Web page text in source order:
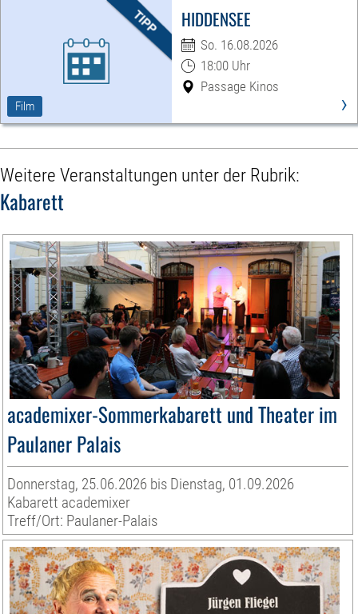
Film
HIDDENSEE
So. 16.08.2026
18:00 Uhr
Passage Kinos
›
Weitere Veranstaltungen unter der Rubrik:
Kabarett
academixer-Sommerkabarett und Theater im
Paulaner Palais
Donnerstag, 25.06.2026 bis Dienstag, 01.09.2026
Kabarett academixer
Treff/Ort: Paulaner-Palais